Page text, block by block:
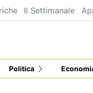
Il Settimanale
Politica